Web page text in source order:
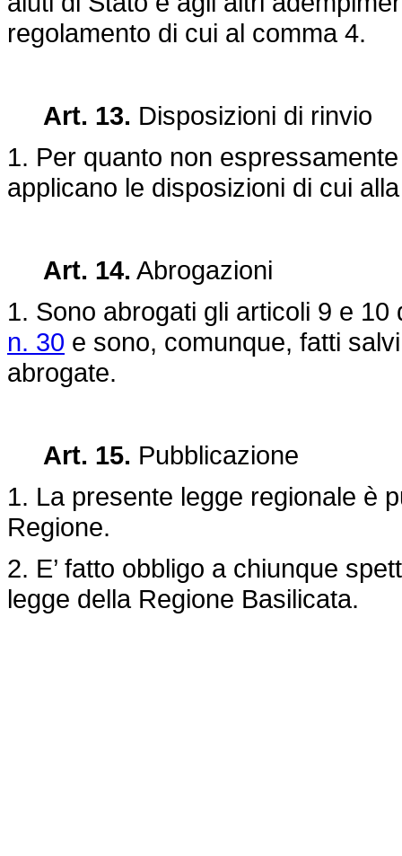
regolamento di cui al comma 4.
Art. 13. Disposizioni di rinvio
1. Per quanto non
applicano le disposizioni di cui
Art. 14. Abrogazioni
1. Sono abrogati gli articoli 9 e 10
n. 30 e sono, comunque, fatti
abrogate.
Art. 15. Pubblicazione
1. La presente legge regionale è
Regione.
2. E’ fatto obbligo a chiunque
legge della Regione Basilicata.